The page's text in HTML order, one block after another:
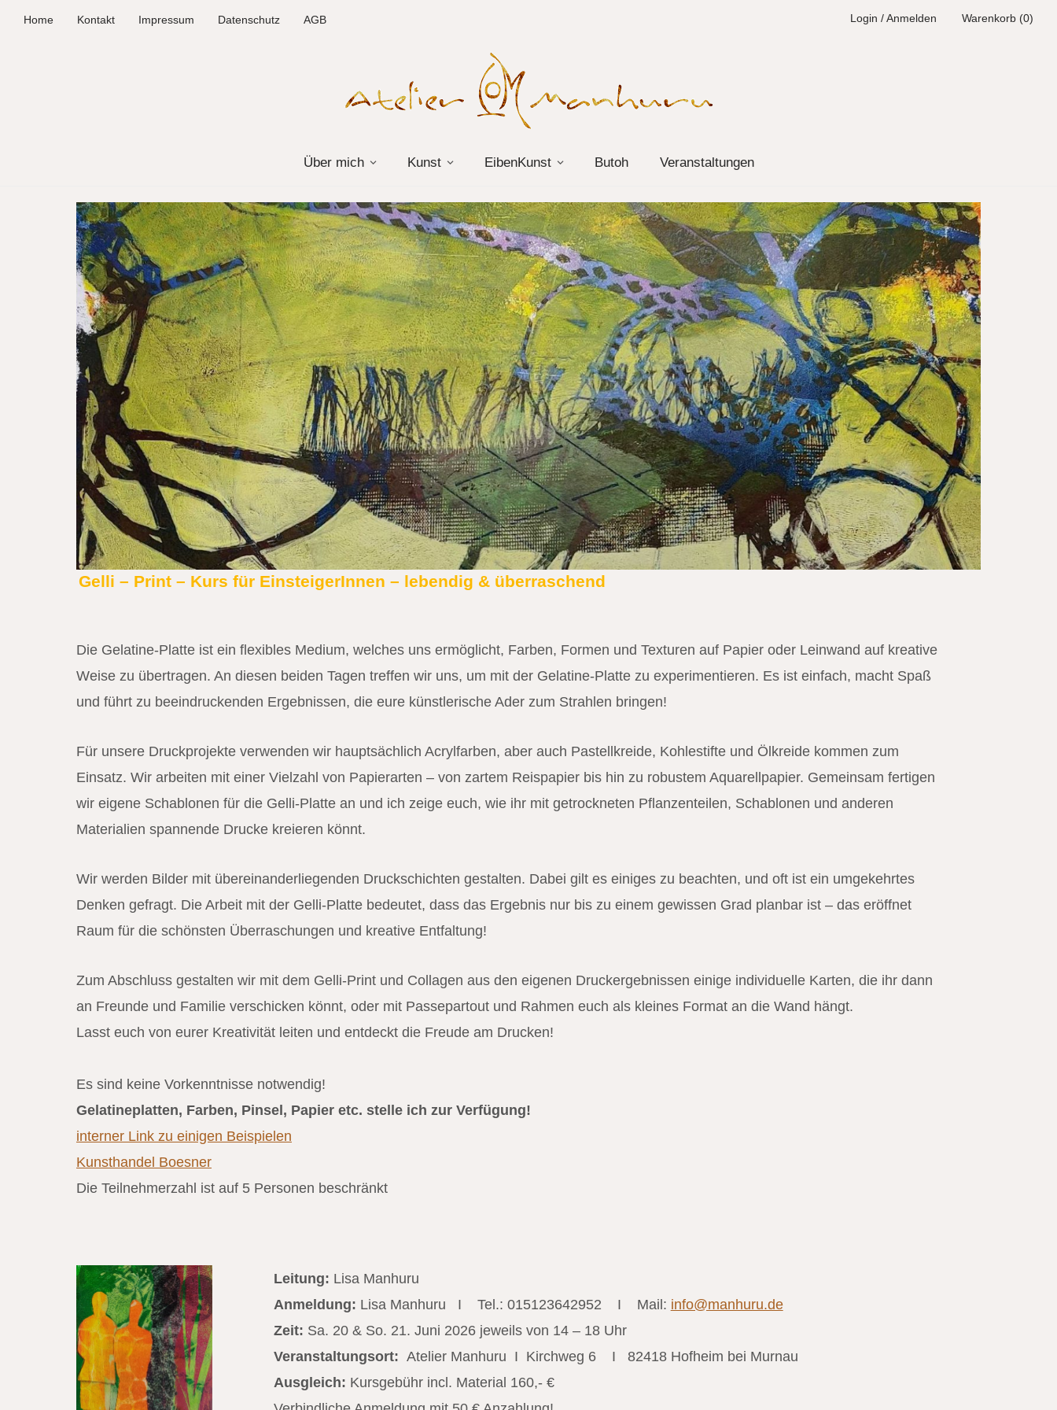
Home Kontakt Impressum Datenschutz AGB Login / Anmelden Warenkorb (0)
Über mich Kunst EibenKunst Butoh Veranstaltungen
Gelli – Print – Kurs für EinsteigerInnen – lebendig & überraschend
Die Gelatine-Platte ist ein flexibles Medium, welches uns ermöglicht, Farben, Formen und Texturen auf Papier oder Leinwand auf kreative
Weise zu übertragen. An diesen beiden Tagen treffen wir uns, um mit der Gelatine-Platte zu experimentieren. Es ist einfach, macht Spaß
und führt zu beeindruckenden Ergebnissen, die eure künstlerische Ader zum Strahlen bringen!
Für unsere Druckprojekte verwenden wir hauptsächlich Acrylfarben, aber auch Pastellkreide, Kohlestifte und Ölkreide kommen zum
Einsatz. Wir arbeiten mit einer Vielzahl von Papierarten – von zartem Reispapier bis hin zu robustem Aquarellpapier. Gemeinsam fertigen
wir eigene Schablonen für die Gelli-Platte an und ich zeige euch, wie ihr mit getrockneten Pflanzenteilen, Schablonen und anderen
Materialien spannende Drucke kreieren könnt.
Wir werden Bilder mit übereinanderliegenden Druckschichten gestalten. Dabei gilt es einiges zu beachten, und oft ist ein umgekehrtes
Denken gefragt. Die Arbeit mit der Gelli-Platte bedeutet, dass das Ergebnis nur bis zu einem gewissen Grad planbar ist – das eröffnet
Raum für die schönsten Überraschungen und kreative Entfaltung!
Zum Abschluss gestalten wir mit dem Gelli-Print und Collagen aus den eigenen Druckergebnissen einige individuelle Karten, die ihr dann
an Freunde und Familie verschicken könnt, oder mit Passepartout und Rahmen euch als kleines Format an die Wand hängt.
Lasst euch von eurer Kreativität leiten und entdeckt die Freude am Drucken!
Es sind keine Vorkenntnisse notwendig!
Gelatineplatten, Farben, Pinsel, Papier etc. stelle ich zur Verfügung!
interner Link zu einigen Beispielen
Kunsthandel Boesner
Die Teilnehmerzahl ist auf 5 Personen beschränkt
Leitung: Lisa Manhuru
Anmeldung: Lisa Manhuru I Tel.: 015123642952 I Mail: info@manhuru.de
Zeit: Sa. 20 & So. 21. Juni 2026 jeweils von 14 – 18 Uhr
Veranstaltungsort: Atelier Manhuru I Kirchweg 6 I 82418 Hofheim bei Murnau
Ausgleich: Kursgebühr incl. Material 160,- €